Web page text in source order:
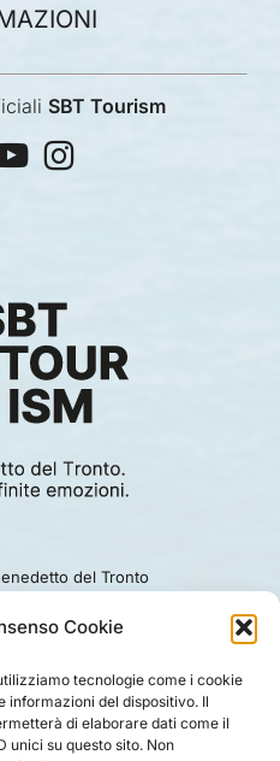
Cookie
tecnologie come i cookie
informazioni del dispositivo. Il
di elaborare dati come il
unici su questo sito. Non
SBT Tourism
instagram
del Tronto
0735.794229
| LEGAL |DISCLAIMER